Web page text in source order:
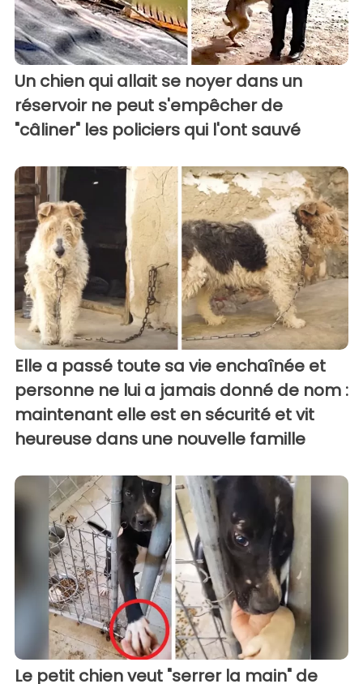
Un chien qui allait se noyer dans un
réservoir ne peut s'empêcher de
"câliner" les policiers qui l'ont sauvé
Elle a passé toute sa vie enchaînée et
personne ne lui a jamais donné de nom :
maintenant elle est en sécurité et vit
heureuse dans une nouvelle famille
Le petit chien veut "serrer la main" de